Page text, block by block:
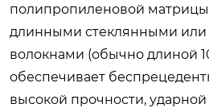
полипропиленовой
длинными стеклянными
волокнами (обычно длиной
обеспечивает
высокой прочности, ударной